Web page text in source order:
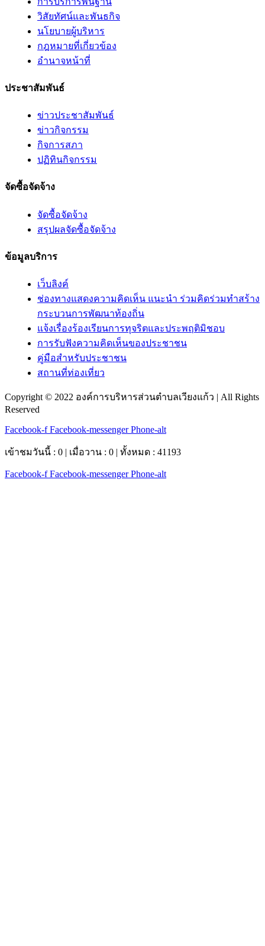
วิสัยทัศน์และพันธกิจ
นโยบายผู้บริหาร
กฎหมายที่เกี่ยวข้อง
อํานาจหน้าที่
ประชาสัมพันธ์
ข่าวประชาสัมพันธ์
ข่าวกิจกรรม
กิจการสภา
ปฏิทินกิจกรรม
จัดซื้อจัดจ้าง
จัดซื้อจัดจ้าง
สรุปผลจัดซื้อจัดจ้าง
ข้อมูลบริการ
เว็บลิงค์
ช่องทางแสดงความคิดเห็น แนะนำ ร่วมคิดร่วมทำสร้าง
กระบวนการพัฒนาท้องถิ่น
แจ้งเรื่องร้องเรียนการทุจริตและประพฤติมิชอบ
การรับฟังความคิดเห็นของประชาชน
คู่มือสำหรับประชาชน
สถานที่ท่องเที่ยว
Copyright © 2022 องค์การบริหารส่วนตำบลเวียงแก้ว | All Rights
Reserved
Facebook-f Facebook-messenger Phone-alt
เข้าชมวันนี้ : 0 | เมื่อวาน : 0 | ทั้งหมด : 41193
Facebook-f Facebook-messenger Phone-alt